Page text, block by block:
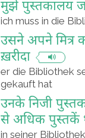
मुझे पुस्तकालय
ich muss in die
उसने अपने मित्र
ख़रीदा
er die Bibliothek
gekauft hat
उनके निजी
से अधिक पुस्तकें
in seiner